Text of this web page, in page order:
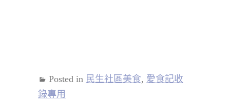
Posted in 民生社區美食, 愛食記收
錄專用